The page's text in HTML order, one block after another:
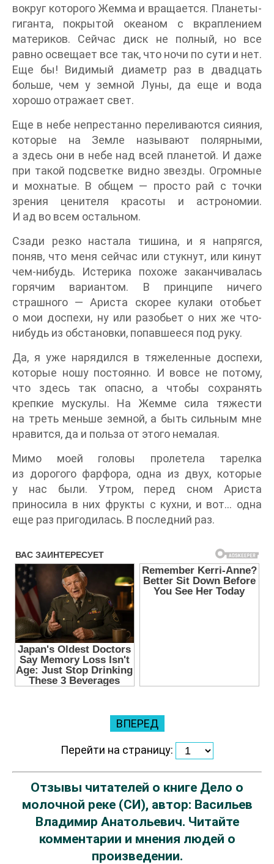
вокруг которого Жемма и вращается. Планеты-
гиганта, покрытой океаном с вкраплением
материков. Сейчас диск не полный, но все
равно освещает все так, что ночи по сути и нет.
Еще бы! Видимый диаметр раз в двадцать
больше, чем у земной Луны, да еще и вода
хорошо отражает свет.
Еще в небе непрестанно переливаются сияния,
которые на Земле называют полярными,
а здесь они в небе над всей планетой. И даже
при такой подсветке видно звезды. Огромные
и мохнатые. В общем — просто рай с точки
зрения ценителя красоты и астрономии.
И ад во всем остальном.
Сзади резко настала тишина, и я напрягся,
поняв, что меня сейчас или стукнут, или кинут
чем-нибудь. Истерика похоже заканчивалась
горячим вариантом. В принципе ничего
страшного — Ариста скорее кулаки отобьет
о мои доспехи, ну или разобьет о них же что-
нибудь из обстановки, попавшееся под руку.
Да, я уже нарядился в тяжеленные доспехи,
которые ношу постоянно. И вовсе не потому,
что здесь так опасно, а чтобы сохранять
крепкие мускулы. На Жемме сила тяжести
на треть меньше земной, а быть сильным мне
нравится, да и польза от этого немалая.
Мимо моей головы пролетела тарелка
из дорогого фарфора, одна из двух, которые
у нас были. Утром, перед сном Ариста
приносила в них фрукты с кухни, и вот… одна
еще раз пригодилась. В последний раз.
ВПЕРЕД
Перейти на страницу:
Отзывы читателей о книге Дело о
молочной реке (СИ), автор: Васильев
Владимир Анатольевич. Читайте
комментарии и мнения людей о
произведении.